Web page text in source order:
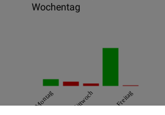
Wochentag
Montag Mittwoch Freitag